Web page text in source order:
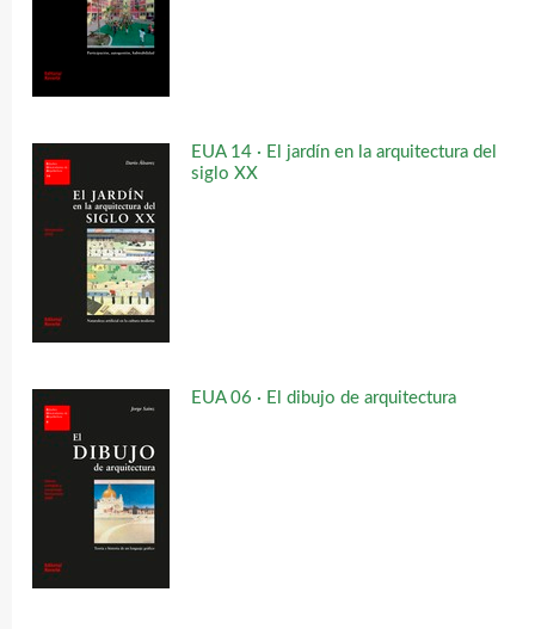
EUA 14 · El jardín en la arquitectura del
siglo XX
EUA 06 · El dibujo de arquitectura